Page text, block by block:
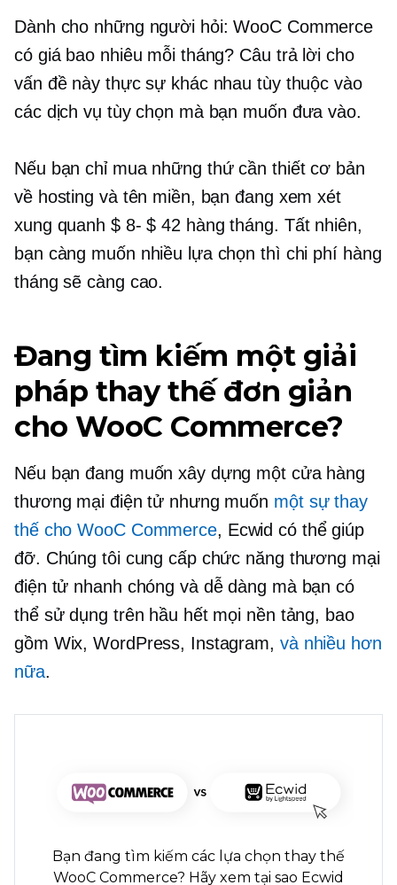
Dành cho những người hỏi: WooC Commerce
có giá bao nhiêu mỗi tháng? Câu trả lời cho
vấn đề này thực sự khác nhau tùy thuộc vào
các dịch vụ tùy chọn mà bạn muốn đưa vào.
Nếu bạn chỉ mua những thứ cần thiết cơ bản
về hosting và tên miền, bạn đang xem xét
xung quanh $ 8- $ 42 hàng tháng. Tất nhiên,
bạn càng muốn nhiều lựa chọn thì chi phí hàng
tháng sẽ càng cao.
Đang tìm kiếm một giải
pháp thay thế đơn giản
cho WooC Commerce?
Nếu bạn đang muốn xây dựng một cửa hàng
thương mại điện tử nhưng muốn một sự thay
thế cho WooC Commerce, Ecwid có thể giúp
đỡ. Chúng tôi cung cấp chức năng thương mại
điện tử nhanh chóng và dễ dàng mà bạn có
thể sử dụng trên hầu hết mọi nền tảng, bao
gồm Wix, WordPress, Instagram, và nhiều hơn
nữa.
Bạn đang tìm kiếm các lựa chọn thay thế
WooC Commerce? Hãy xem tại sao Ecwid